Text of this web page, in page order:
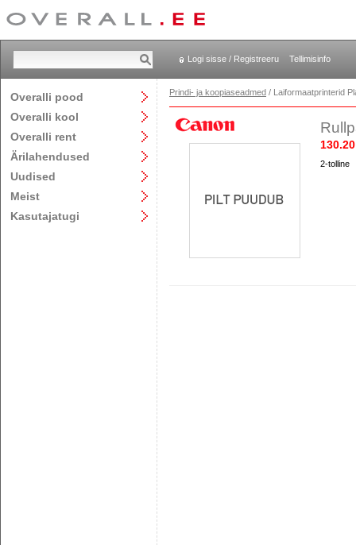
Logi sisse / Registreeru Tellimisinfo
Overalli pood
Overalli kool
Overalli rent
Ärilahendused
Uudised
Meist
Kasutajatugi
Prindi- ja koopiaseadmed / Laiformaatprinterid
2-tolline